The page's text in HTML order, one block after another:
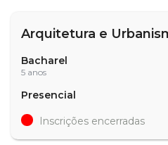
Arquitetura e
Bacharel
5 anos
Presencial
Inscrições encerradas